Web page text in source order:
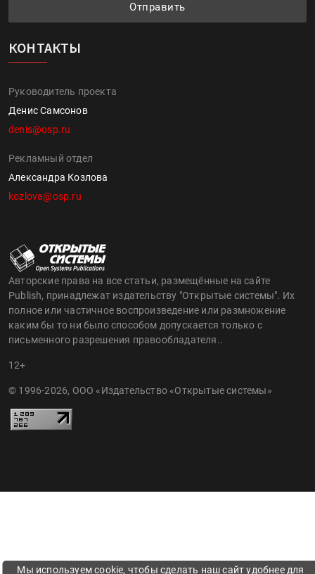
Отправить
КОНТАКТЫ
Руководитель проекта
Денис Самсонов
denis@osp.ru
Рекламный отдел
Александра Козлова
kozlova@osp.ru
Авторские права на все статьи, размещённые на сайте
Publish, принадлежат издательству "Открытые системы". Их
полное или частичное воспроизведение или размножение
каким бы то ни было способом допускается только с
письменного разрешения правообладателя..
12+
© 1996-2026, ООО «Издательство «Открытые системы»
Мы используем cookie, чтобы сделать наш сайт удобнее для